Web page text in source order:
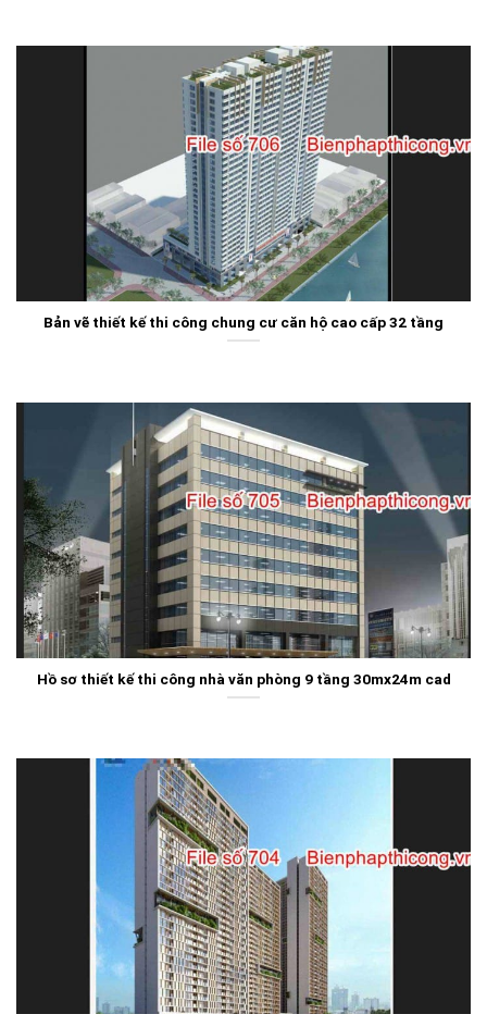
Bản vẽ thiết kế thi công chung cư căn hộ cao cấp 32 tầng
Hồ sơ thiết kế thi công nhà văn phòng 9 tầng 30mx24m cad